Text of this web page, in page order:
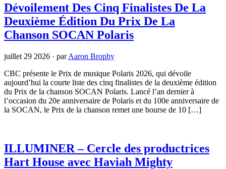
Dévoilement Des Cinq Finalistes De La
Deuxième Édition Du Prix De La
Chanson SOCAN Polaris
juillet 29 2026 · parAaron Brophy
CBC présente le Prix de musique Polaris 2026, qui dévoile
aujourd’hui la courte liste des cinq finalistes de la deuxième édition
du Prix de la chanson SOCAN Polaris. Lancé l’an dernier à
l’occasion du 20e anniversaire de Polaris et du 100e anniversaire de
la SOCAN, le Prix de la chanson remet une bourse de 10 […]
ILLUMINER – Cercle des productrices
Hart House avec Haviah Mighty